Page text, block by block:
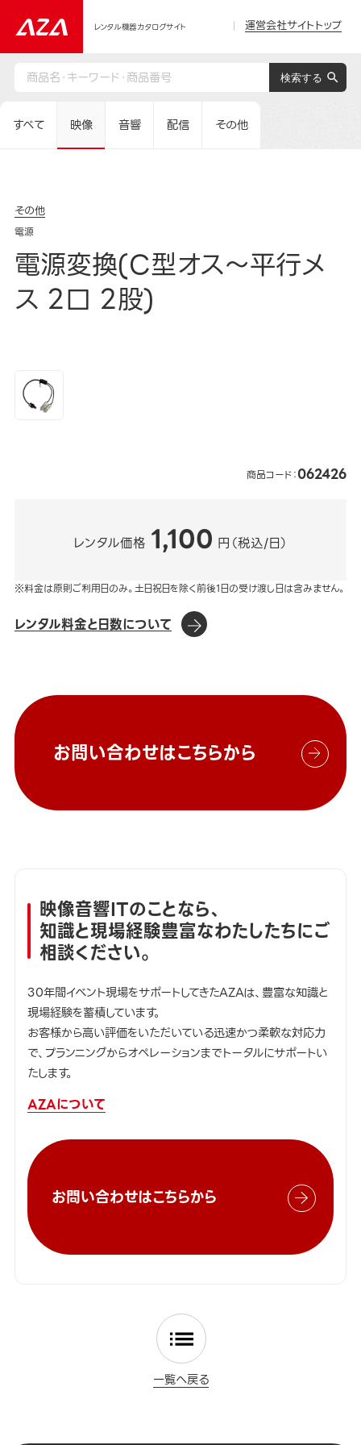
レンタル機器カタログサイト 運営会社サイトトップ
すべて 映像 音響 配信 その他
その他
電源
電源変換(C型オス～平行メ
ス 2口 2股)
商品コード：062426
レンタル価格 1,100 円（税込/日）
※料金は原則ご利用日のみ。土日祝日を除く前後1日の受け渡し日は含みません。
レンタル料金と日数について
お問い合わせはこちらから
映像音響ITのことなら、
知識と現場経験豊富なわたしたちにご
相談ください。
30年間イベント現場をサポートしてきたAZAは、豊富な知識と
現場経験を蓄積しています。
お客様から高い評価をいただいている迅速かつ柔軟な対応力
で、プランニングからオペレーションまでトータルにサポートい
たします。
AZAについて
お問い合わせはこちらから
一覧へ戻る